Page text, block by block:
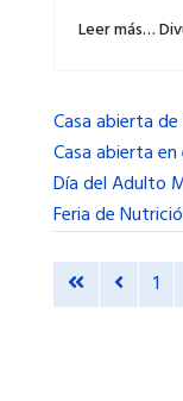
Leer más…
Casa abierta
Casa abierta
Día del Adulto
Feria de
1